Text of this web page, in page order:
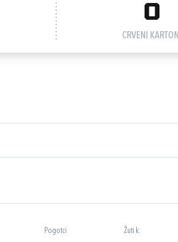
0
CRVENI KARTONI
Pogotci Žuti k.